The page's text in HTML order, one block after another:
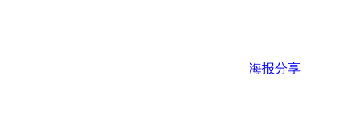
海报分享